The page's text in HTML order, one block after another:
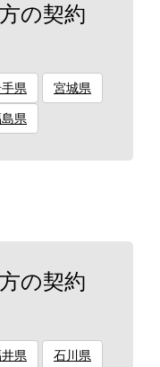
の契約
県 宮城県
県
の契約
県 石川県